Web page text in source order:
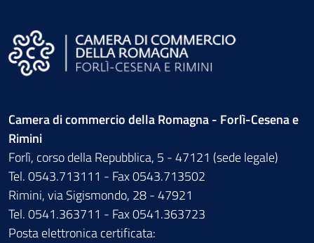
Camera di commercio della Romagna - Forlì-Cesena e
Rimini
Forlì, corso della Repubblica, 5 - 47121 (sede legale)
Tel. 0543.713111 - Fax 0543.713502
Rimini, via Sigismondo, 28 - 47921
Tel. 0541.363711 - Fax 0541.363723
Posta elettronica certificata: